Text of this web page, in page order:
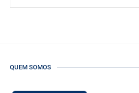
QUEM SOMOS